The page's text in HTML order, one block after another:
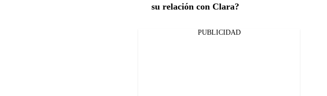
su relación con Clara?
PUBLICIDAD